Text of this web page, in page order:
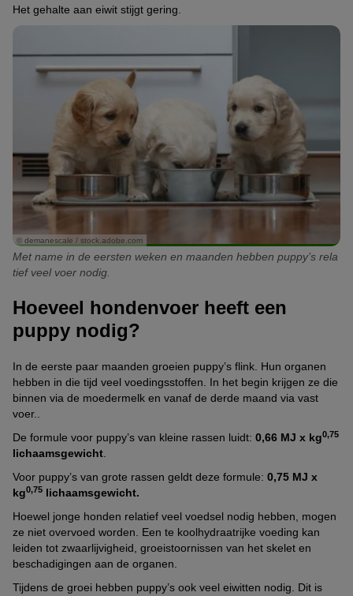
Het gehalte aan eiwit stijgt gering.
© demanescale / stock.adobe.com
Met name in de eersten weken en maanden hebben puppy’s rela
tief veel voer nodig.
Hoeveel hondenvoer heeft een
puppy nodig?
In de eerste paar maanden groeien puppy’s flink. Hun organen
hebben in die tijd veel voedingsstoffen. In het begin krijgen ze die
binnen via de moedermelk en vanaf de derde maand via vast
voer..
De formule voor puppy’s van kleine rassen luidt: 0,66 MJ x kg0,75
lichaamsgewicht.
Voor puppy’s van grote rassen geldt deze formule: 0,75 MJ x
kg0,75 lichaamsgewicht.
Hoewel jonge honden relatief veel voedsel nodig hebben, mogen
ze niet overvoed worden. Een te koolhydraatrijke voeding kan
leiden tot zwaarlijvigheid, groeistoornissen van het skelet en
beschadigingen aan de organen.
Tijdens de groei hebben puppy’s ook veel eiwitten nodig. Dit is